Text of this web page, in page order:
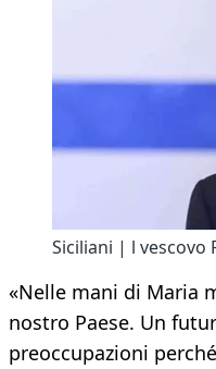
Siciliani | l vescovo
«Nelle mani di Maria
nostro Paese. Un
preoccupazioni